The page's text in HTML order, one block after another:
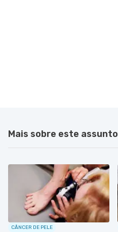
Mais sobre este assunto
CÂNCER DE PELE